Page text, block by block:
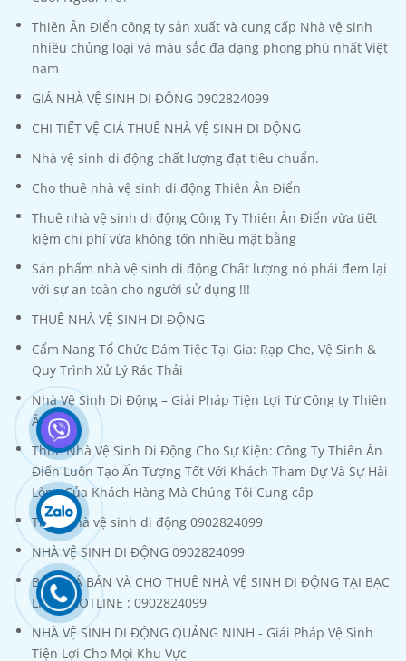
Thiên Ân Điển công ty sản xuất và cung cấp Nhà vệ sinh
nhiều chủng loại và màu sắc đa dạng phong phú nhất Việt
nam
GIÁ NHÀ VỆ SINH DI ĐỘNG 0902824099
CHI TIẾT VỆ GIÁ THUÊ NHÀ VỆ SINH DI ĐỘNG
Nhà vệ sinh di động chất lượng đạt tiêu chuẩn.
Cho thuê nhà vệ sinh di động Thiên Ân Điển
Thuê nhà vệ sinh di động Công Ty Thiên Ân Điển vừa tiết
kiệm chi phí vừa không tốn nhiều mặt bằng
Sản phẩm nhà vệ sinh di động Chất lượng nó phải đem lại
với sự an toàn cho người sử dụng !!!
THUÊ NHÀ VỆ SINH DI ĐỘNG
Cẩm Nang Tổ Chức Đám Tiệc Tại Gia: Rạp Che, Vệ Sinh &
Quy Trình Xử Lý Rác Thải
Nhà Vệ Sinh Di Động – Giải Pháp Tiện Lợi Từ Công ty Thiên
Ân Điển
Thuê Nhà Vệ Sinh Di Động Cho Sự Kiện: Công Ty Thiên Ân
Điển Luôn Tạo Ấn Tượng Tốt Với Khách Tham Dự Và Sự Hài
Lòng Của Khách Hàng Mà Chúng Tôi Cung cấp
Thuê nhà vệ sinh di động 0902824099
NHÀ VỆ SINH DI ĐỘNG 0902824099
BÁO GIÁ BÁN VÀ CHO THUÊ NHÀ VỆ SINH DI ĐỘNG TẠI BẠC
LIÊU - HOTLINE : 0902824099
NHÀ VỆ SINH DI ĐỘNG QUẢNG NINH - Giải Pháp Vệ Sinh
Tiện Lợi Cho Mọi Khu Vực